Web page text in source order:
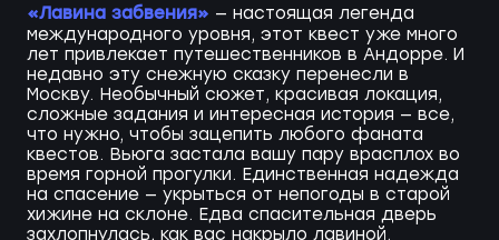
«Лавина забвения» — настоящая легенда
международного уровня, этот квест уже много
лет привлекает путешественников в Андорре. И
недавно эту снежную сказку перенесли в
Москву. Необычный сюжет, красивая локация,
сложные задания и интересная история — все,
что нужно, чтобы зацепить любого фаната
квестов. Вьюга застала вашу пару врасплох во
время горной прогулки. Единственная надежда
на спасение — укрыться от непогоды в старой
хижине на склоне. Едва спасительная дверь
захлопнулась, как вас накрыло лавиной.